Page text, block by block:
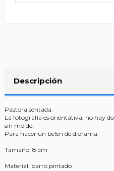
Descripción
Pastora sentada.
La fotografía es orientativa, no hay
sin molde.
Para hacer un belén de diorama.
Tamaño: 8 cm
Material: barro pintado